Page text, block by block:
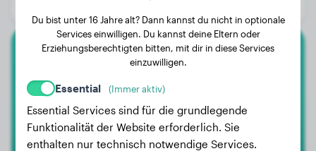
Sarplaninac
Mila
Du bist unter 16 Jahre alt? Dann kannst du nicht in optionale
Services einwilligen. Du kannst deine Eltern oder
Erziehungsberechtigten bitten, mit dir in diese Services
einzuwilligen.
Essential (Immer aktiv)
Essential Services sind für die grundlegende
Funktionalität der Website erforderlich. Sie
enthalten nur technisch notwendige Services.